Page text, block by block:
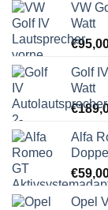
VW
Watt
€
Golf
Watt
€
Alfa
€
Opel